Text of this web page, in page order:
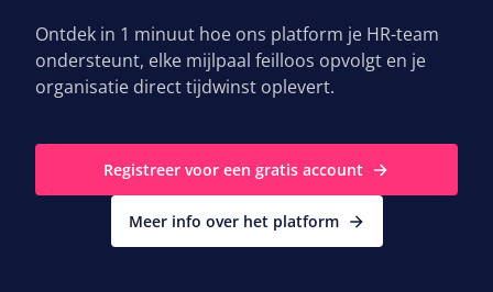
Ontdek in 1 minuut hoe ons platform je HR-team
ondersteunt, elke mijlpaal feilloos opvolgt en je
organisatie direct tijdwinst oplevert.
Registreer voor een gratis account
Meer info over het platform